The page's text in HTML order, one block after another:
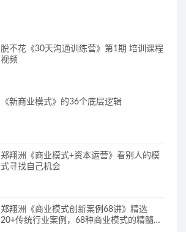
脱不花《30天沟通训练营》第1期 培训课程
视频
《新商业模式》的36个底层逻辑
郑翔洲《商业模式+资本运营》看别人的模
式寻找自己机会
郑翔洲《商业模式创新案例68讲》精选
20+传统行业案例，68种商业模式的精髓与